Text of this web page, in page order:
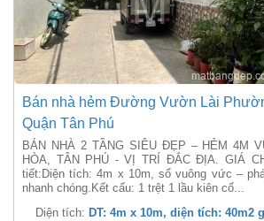
Bán nhà hẻm Đường Vườn Lài
Quận Tân Phú
BÁN NHÀ 2 TẦNG SIÊU ĐẸP – HẺM 4M
HÒA, TÂN PHÚ - VỊ TRÍ ĐẮC ĐỊA. GIÁ
tiết:Diện tích: 4m x 10m, sổ vuông vức –
nhanh chóng.Kết cấu: 1 trệt 1 lầu kiên cố...
Diện tích: DT: 4m x 10m, diện tích: 40m2